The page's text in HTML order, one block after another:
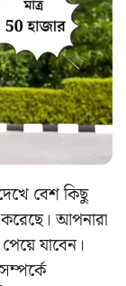
বেশ কিছু
আপনারা
যাবেন।